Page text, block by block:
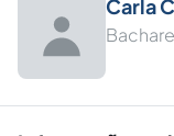
Carla